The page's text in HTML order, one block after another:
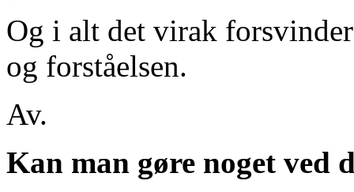
Og i alt det virak
og forståelsen.
Av.
Kan man gøre noget ved